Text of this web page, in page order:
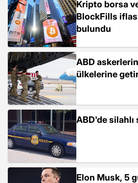
Kripto borsa
BlockFills
bulundu
ABD
ülkelerine
ABD'de silahlı
Elon Musk, 5